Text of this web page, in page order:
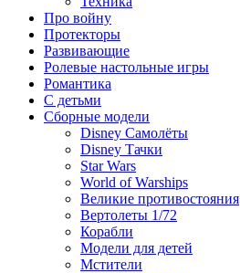
Про войну
Протекторы
Развивающие
Ролевые настольные игры
Романтика
С детьми
Сборные модели
Disney Самолёты
Disney Тачки
Star Wars
World of Warships
Великие противостояния
Вертолеты 1/72
Корабли
Модели для детей
Мстители